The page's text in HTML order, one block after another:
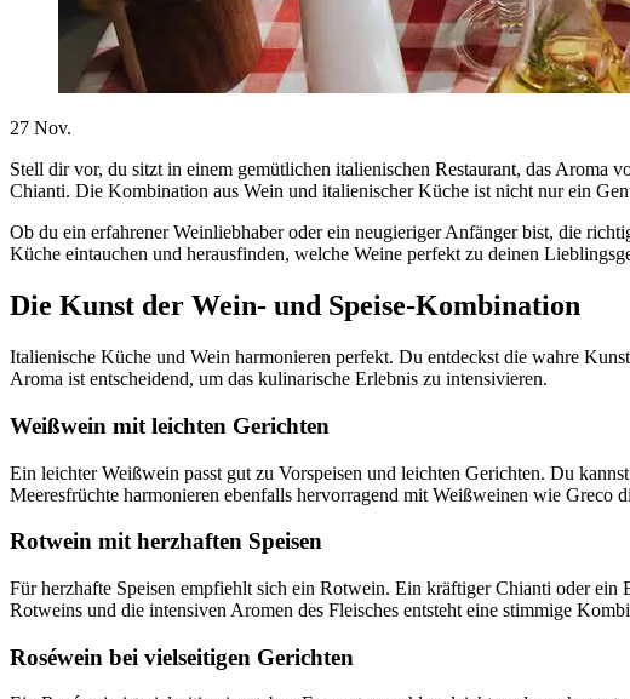
27 Nov.
Stell dir vor, du sitzt in einem gemütlichen italienischen Restaurant, das
Chianti. Die Kombination aus Wein und italienischer Küche ist nicht nur ein
Ob du ein erfahrener Weinliebhaber oder ein neugieriger Anfänger bist, die
Küche eintauchen und herausfinden, welche Weine perfekt zu deinen
Die Kunst der Wein- und Speise-Kombination
Italienische Küche und Wein harmonieren perfekt. Du entdeckst die wahre
Aroma ist entscheidend, um das kulinarische Erlebnis zu intensivieren.
Weißwein mit leichten Gerichten
Ein leichter Weißwein passt gut zu Vorspeisen und leichten Gerichten. Du
Meeresfrüchte harmonieren ebenfalls hervorragend mit Weißweinen wie Greco
Rotwein mit herzhaften Speisen
Für herzhafte Speisen empfiehlt sich ein Rotwein. Ein kräftiger Chianti oder
Rotweins und die intensiven Aromen des Fleisches entsteht eine stimmige
Roséwein bei vielseitigen Gerichten